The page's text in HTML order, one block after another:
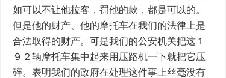
如可以不让他拉客，罚他的款，都是可以的。
但是他的财产、他的摩托车在我们的法律上是
合法取得的财产。可是我们的公安机关把这１
９２辆摩托车集中起来用压路机一下就把它压
碎。表明我们的政府在处理这件事上丝毫没有